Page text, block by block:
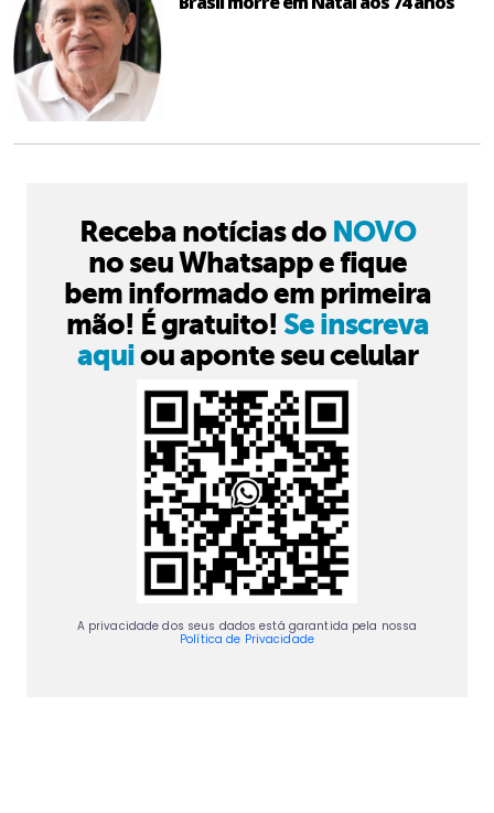
Receba notícias do NOVO
no seu Whatsapp e fique
bem informado em primeira
mão! É gratuito! Se inscreva
aquiou aponte seu celular
A privacidade dos seus dados está garantida pela nossa
Política de Privacidade